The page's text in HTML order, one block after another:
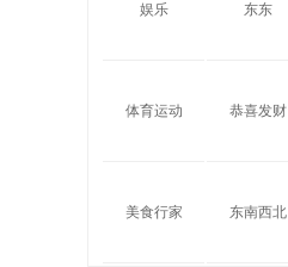
娱乐 东东
体育运动 恭喜发财
美食行家 东南西北